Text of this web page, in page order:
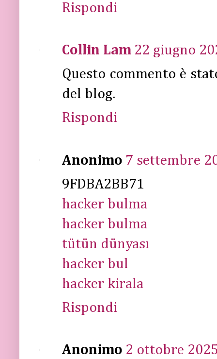
Rispondi
Collin Lam 22 giugno
Questo commento è
del blog.
Rispondi
Anonimo 7 settembre
9FDBA2BB71
hacker bulma
hacker bulma
tütün dünyası
hacker bul
hacker kirala
Rispondi
Anonimo 2 ottobre